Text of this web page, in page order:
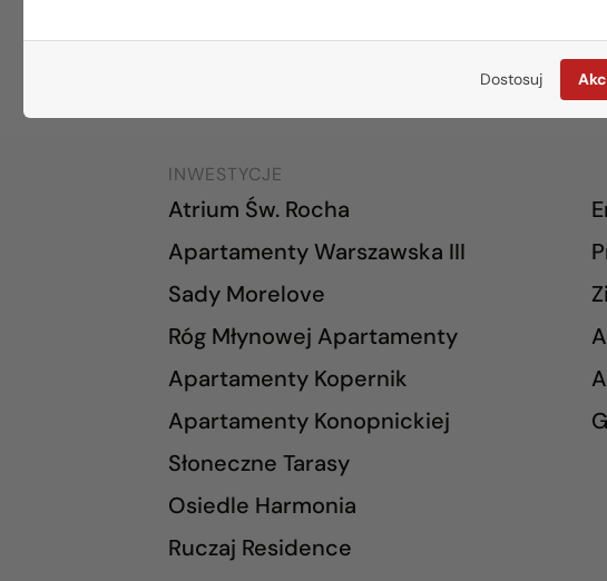
Dostosuj
al.
02-
INWESTYCJE
Atrium Św. Rocha
Apartamenty Warszawska III
Sady Morelove
Róg Młynowej Apartamenty
Apartamenty Kopernik
Apartamenty Konopnickiej
Słoneczne Tarasy
Osiedle Harmonia
Ruczaj Residence